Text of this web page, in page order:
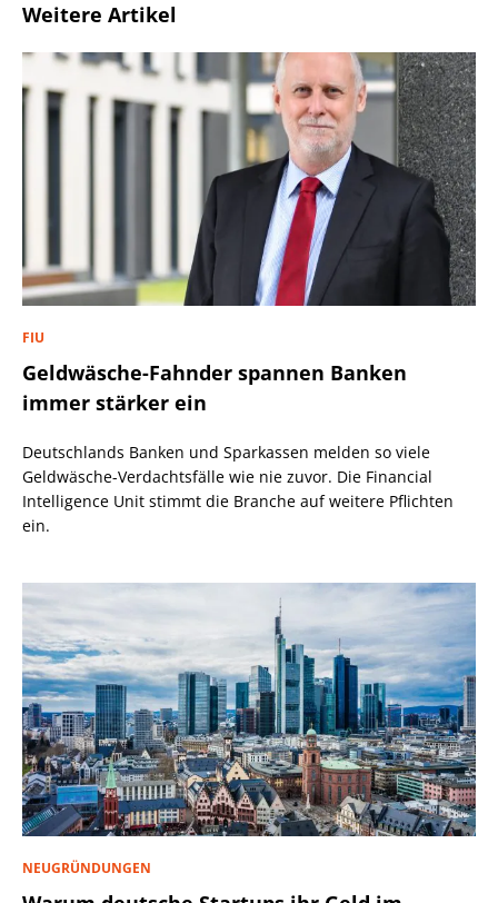
Weitere Artikel
FIU
Geldwäsche-Fahnder spannen Banken
immer stärker ein
Deutschlands Banken und Sparkassen melden so viele
Geldwäsche-Verdachtsfälle wie nie zuvor. Die Financial
Intelligence Unit stimmt die Branche auf weitere Pflichten
ein.
NEUGRÜNDUNGEN